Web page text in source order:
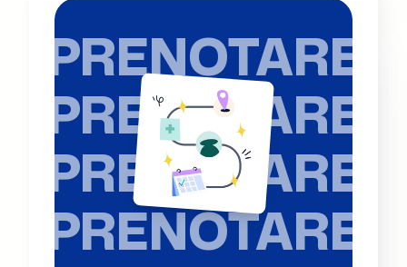
PRENOTARE
PRENOTARE
PRENOTARE
PRENOTARE